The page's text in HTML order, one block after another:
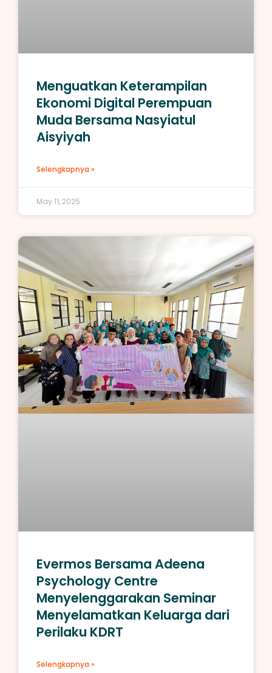
Menguatkan Keterampilan
Ekonomi Digital Perempuan
Muda Bersama Nasyiatul
Aisyiyah
Selengkapnya »
May 11, 2025
Evermos Bersama Adeena
Psychology Centre
Menyelenggarakan Seminar
Menyelamatkan Keluarga dari
Perilaku KDRT
Selengkapnya »